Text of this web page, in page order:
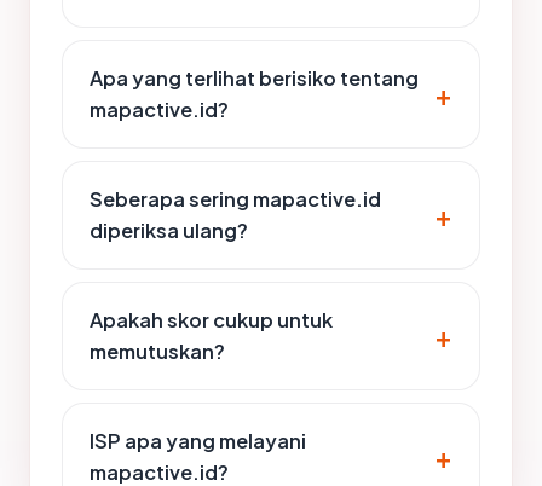
Apa yang terlihat berisiko tentang
mapactive.id?
Seberapa sering mapactive.id
diperiksa ulang?
Apakah skor cukup untuk
memutuskan?
ISP apa yang melayani
mapactive.id?